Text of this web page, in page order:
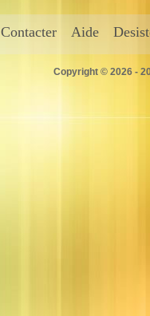
Contacter Aide
Copyright © 2026 -